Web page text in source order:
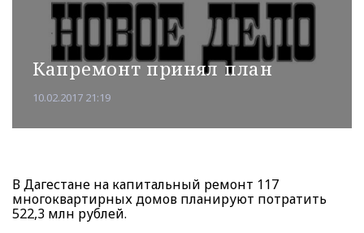
Капремонт принял план
10.02.2017 21:19
В Дагестане на капитальный ремонт 117
многоквартирных домов планируют потратить
522,3 млн рублей.